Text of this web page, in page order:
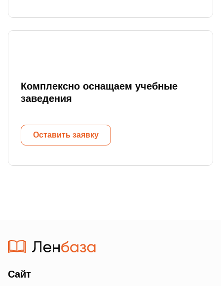
Комплексно оснащаем учебные
заведения
Оставить заявку
Сайт